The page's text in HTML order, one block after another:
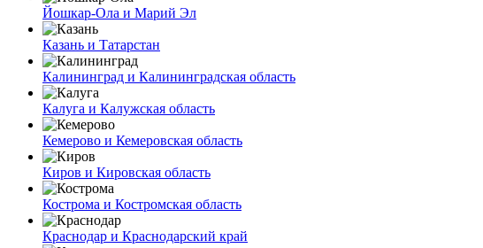
Йошкар-Ола и Марий Эл
Казань и Татарстан
Калининград и Калининградская область
Калуга и Калужская область
Кемерово и Кемеровская область
Киров и Кировская область
Кострома и Костромская область
Краснодар и Краснодарский край